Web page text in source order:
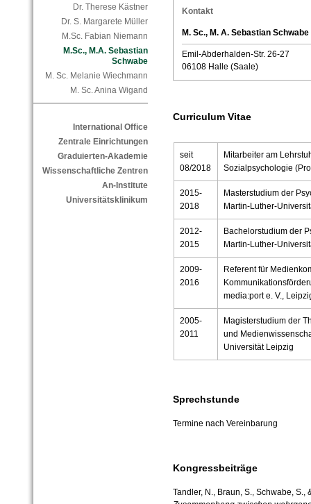
Dr. Therese Kästner
Dr. S. Margarete Müller
M.Sc. Fabian Niemann
M.Sc., M.A. Sebastian
Schwabe
M. Sc. Melanie Wiechmann
M. Sc. Anina Wigand
International Office
Zentrale Einrichtungen
Graduierten-Akademie
Wissenschaftliche Zentren
An-Institute
Universitätsklinikum
Kontakt
M. Sc., M. A. Sebastian Schwabe
Emil-Abderhalden-Str. 26-27
06108 Halle (Saale)
Curriculum Vitae
seit
08/2018
Mitarbeiter am
Sozialpsychologie
2015-
2018
Masterstudium der
Martin-Luther-
2012-
2015
Bachelorstudium der
Martin-Luther-
2009-
2016
Referent für
media:port e. V.,
2005-
2011
Magisterstudium der
und
Universität Leipzig
Sprechstunde
Termine nach Vereinbarung
Kongressbeiträge
Tandler, N., Braun, S., Schwabe,